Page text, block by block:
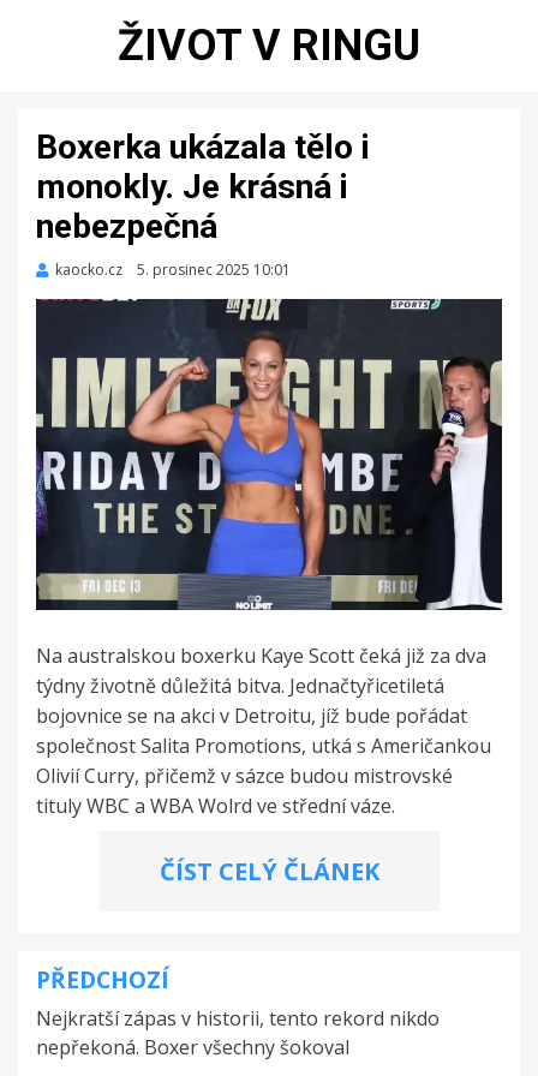
ŽIVOT V RINGU
Boxerka ukázala tělo i
monokly. Je krásná i
nebezpečná
kaocko.cz
Zveřejněno
5. prosinec 2025 10:01
Na australskou boxerku Kaye Scott čeká již za dva
týdny životně důležitá bitva. Jednačtyřicetiletá
bojovnice se na akci v Detroitu, jíž bude pořádat
společnost Salita Promotions, utká s Američankou
Olivií Curry, přičemž v sázce budou mistrovské
tituly WBC a WBA Wolrd ve střední váze.
ČÍST CELÝ ČLÁNEK
Navigace
pro
příspěvek
PŘEDCHOZÍ
Nejkratší zápas v historii, tento rekord nikdo
nepřekoná. Boxer všechny šokoval